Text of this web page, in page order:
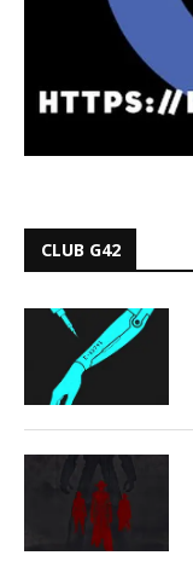
CLUB G42